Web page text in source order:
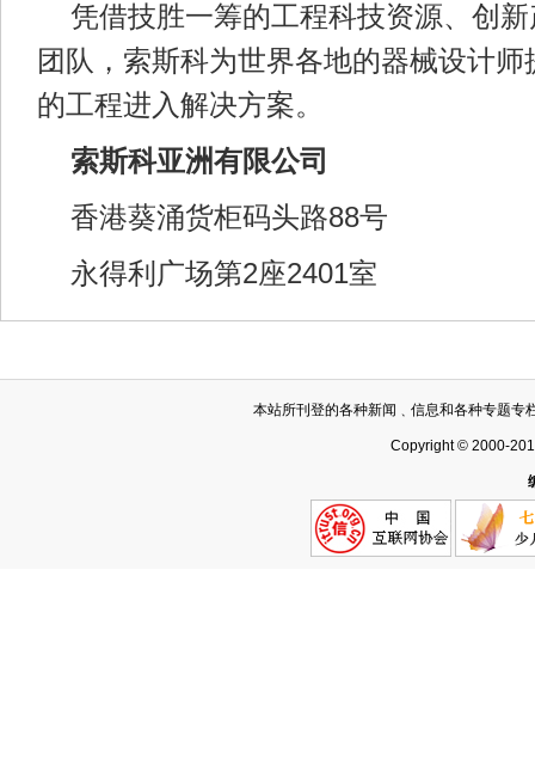
凭借技胜一筹的工程科技资源、创
团队，索斯科为世界各地的器械设计
的工程进入解决方案。
索斯科亚洲有限公司
香港葵涌货柜码头路88号
永得利广场第2座2401室
本站所刊登的各种新闻﹑信息和各种专题专
Copyright © 2000-